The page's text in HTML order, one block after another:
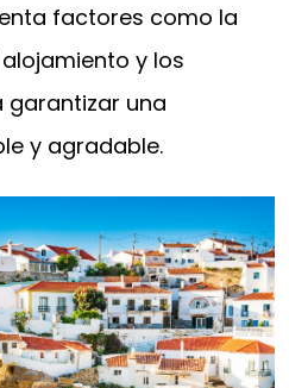
factores como la
y los
garantizar una
y agradable.